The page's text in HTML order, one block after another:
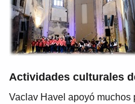
Actividades culturales
Vaclav Havel apoyó muchos